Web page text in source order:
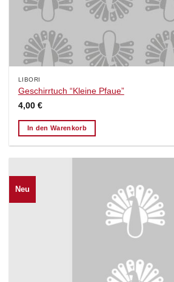
LIBORI
Geschirrtuch “Kleine Pfaue”
4,00 €
In den Warenkorb
Neu